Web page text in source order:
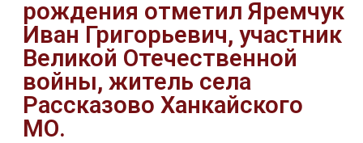
рождения отметил Яремчук
Иван Григорьевич, участник
Великой Отечественной
войны, житель села
Рассказово Ханкайского
МО.